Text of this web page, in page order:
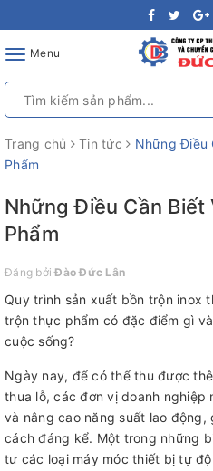
ToggleMenu
Trang chủ Tin tức
Những Điều
Phẩm
Những Điều Cần Biết
Phẩm
Đăng bởiĐào Đức Lân
Quy trình sản xuất bồn trộn inox
trộn thực phẩm có đặc điểm gì
cuộc sống?
Ngày nay, để có thể thu được
thua lỗ, các đơn vị doanh
và nâng cao năng suất lao
cách đáng kể. Một trong những
tư các loại máy móc thiết bị tự